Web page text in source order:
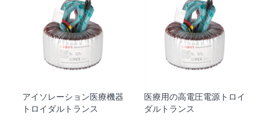
アイソレーション医療機器
トロイダルトランス
医療用の高電圧電源トロイ
ダルトランス